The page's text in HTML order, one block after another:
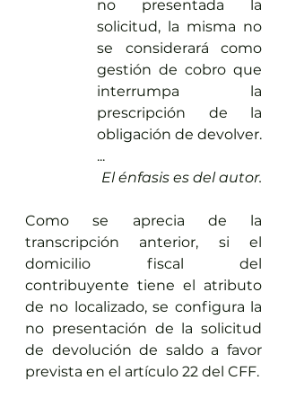
no presentada la
solicitud, la misma no
se considerará como
gestión de cobro que
interrumpa la
prescripción de la
obligación de devolver.
...
El énfasis es del autor.
Como se aprecia de la
transcripción anterior, si el
domicilio fiscal del
contribuyente tiene el atributo
de no localizado, se configura la
no presentación de la solicitud
de devolución de saldo a favor
prevista en el artículo 22 del CFF.